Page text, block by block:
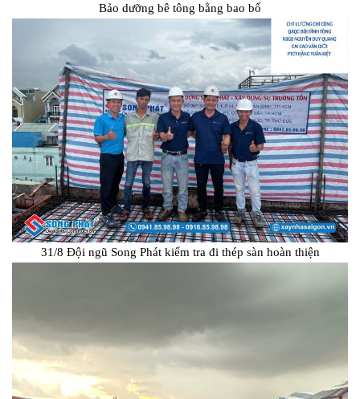
Bảo dưỡng bê tông bằng bao bố
31/8 Đội ngũ Song Phát kiểm tra đi thép sàn hoàn thiện